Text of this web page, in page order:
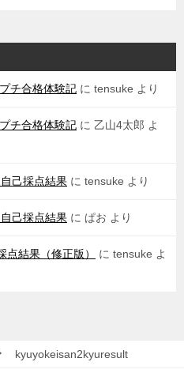
チ合格体験記 に tensuke より
チ合格体験記 に 乙山4太郎 よ
己採点結果 に tensuke より
己採点結果 に ぱお より
点結果（修正版） に tensuke よ
kyuyokeisan2kyuresult